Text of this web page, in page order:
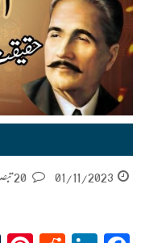
01/11/2023